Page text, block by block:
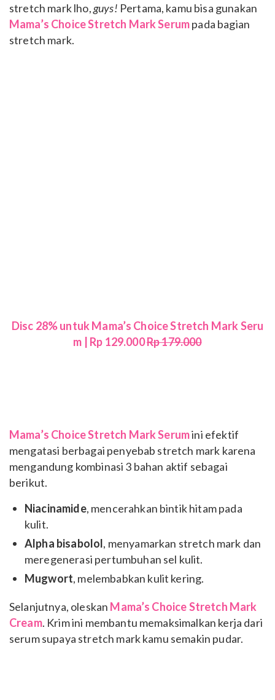
stretch mark lho,guys! Pertama, kamu bisa gunakan
Mama’s Choice Stretch Mark Serumpada bagian
stretch mark.
Disc 28% untuk Mama’s Choice Stretch Mark Seru
m | Rp 129.000Rp 179.000
Mama’s Choice Stretch Mark Serumini efektif
mengatasi berbagai penyebab stretch mark karena
mengandung kombinasi 3 bahan aktif sebagai
berikut.
Niacinamide, mencerahkan bintik hitam pada
kulit.
Alpha bisabolol, menyamarkan stretch mark dan
meregenerasi pertumbuhan sel kulit.
Mugwort, melembabkan kulit kering.
Selanjutnya, oleskan Mama’s Choice Stretch Mark
Cream. Krim ini membantu memaksimalkan kerja dari
serum supaya stretch mark kamu semakin pudar.